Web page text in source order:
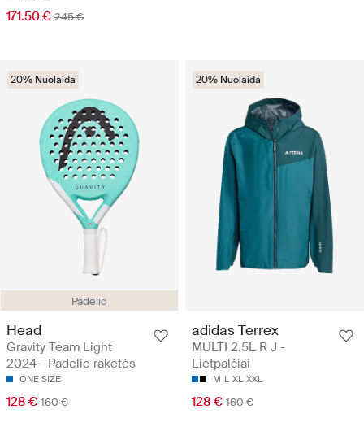
171.50 € 245 €
Padelio
20% Nuolaida
Head
Gravity Team Light
2024 - Padelio raketės
ONE SIZE
128 € 160 €
20% Nuolaida
adidas Terrex
MULTI 2.5L R J -
Lietpalčiai
M L XL XXL
128 € 160 €